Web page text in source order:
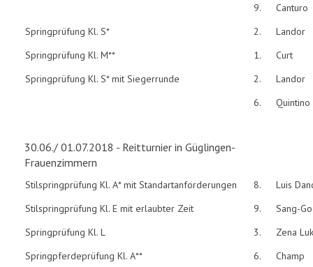
9.
Canturo
Springprüfung Kl. S*
2.
Landor
Springprüfung Kl. M**
1.
Curt
Springprüfung Kl. S* mit Siegerrunde
2.
Landor
6.
Quintino
30.06./ 01.07.2018 - Reitturnier in Güglingen-
Frauenzimmern
Stilspringprüfung Kl. A* mit Standartanforderungen 8.
Luis
Stilspringprüfung Kl. E mit erlaubter Zeit
9.
Sang-
Springprüfung Kl. L
3.
Zena
Springpferdeprüfung Kl. A**
6.
Champ